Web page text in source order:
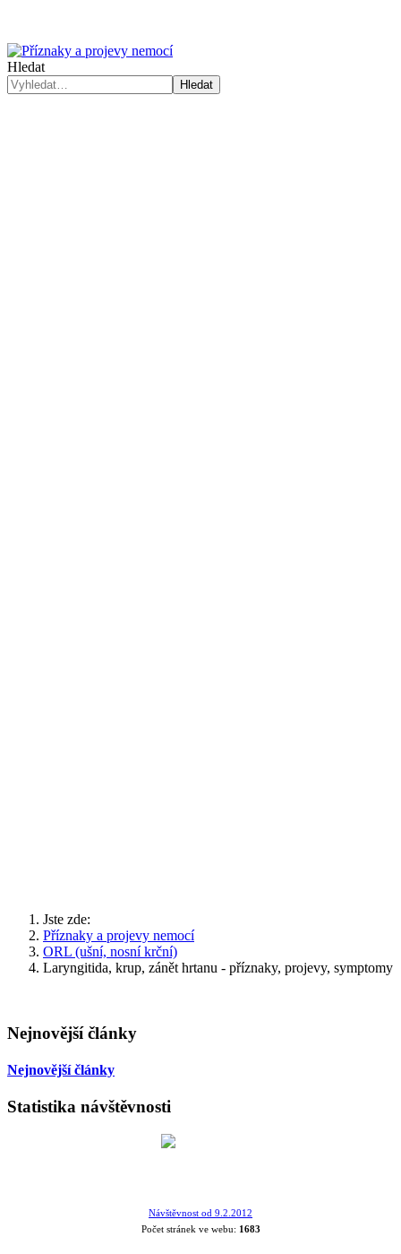
Hledat
Hledat
Jste zde:
Příznaky a projevy nemocí
ORL (ušní, nosní krční)
Laryngitida, krup, zánět hrtanu - příznaky, projevy, symptomy
Nejnovější články
Nejnovější články
Statistika návštěvnosti
Návštěvnost od 9.2.2012
Počet stránek ve webu: 1683